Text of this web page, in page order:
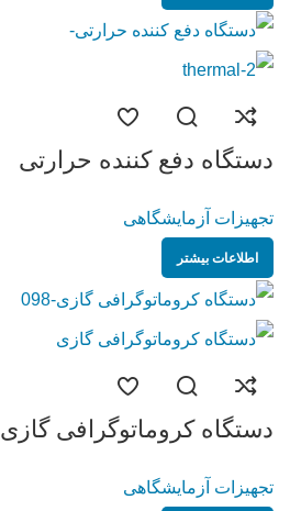
دستگاه دفع کننده‌ حرارتی
تجهیزات آزمایشگاهی
اطلاعات بیشتر
دستگاه کروماتوگرافی گازی
تجهیزات آزمایشگاهی